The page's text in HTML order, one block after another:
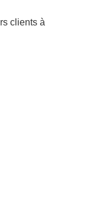
clients à